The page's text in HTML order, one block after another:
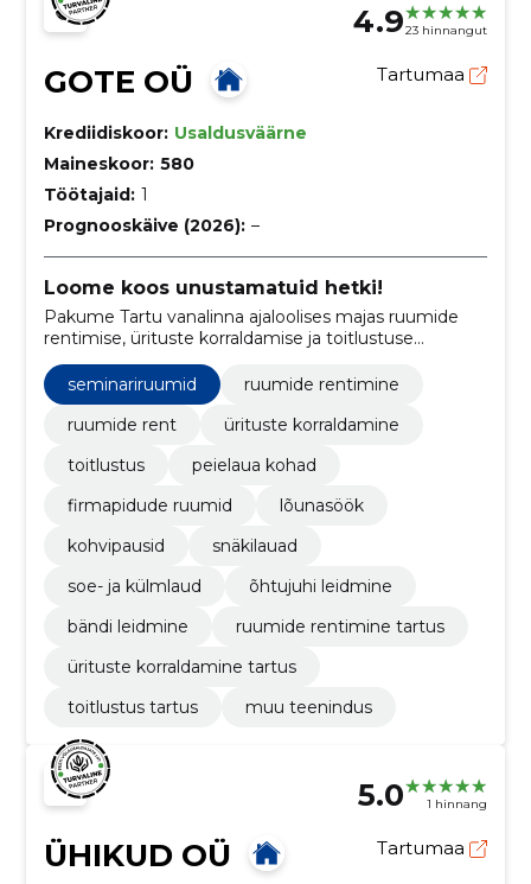
4.923 hinnangut
GOTE OÜ Tartumaa
Krediidiskoor: Usaldusväärne
Maineskoor: 580
Töötajaid: 1
Prognooskäive (2026): –
Loome koos unustamatuid hetki!
Pakume Tartu vanalinna ajaloolises majas ruumide
rentimise, ürituste korraldamise ja toitlustuse
seminariruumid
ruumide rentimine
ruumide rent
ürituste korraldamine
toitlustus
peielaua kohad
firmapidude ruumid
lõunasöök
kohvipausid
snäkilauad
soe- ja külmlaud
õhtujuhi leidmine
bändi leidmine
ruumide rentimine tartus
ürituste korraldamine tartus
toitlustus tartus
muu teenindus
5.0 1 hinnang
ÜHIKUD OÜ Tartumaa